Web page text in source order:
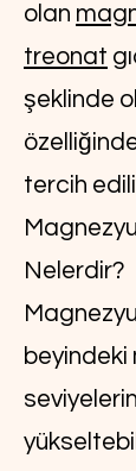
olan
treonat
şeklinde
tercih
Nelerdir?
beyindeki